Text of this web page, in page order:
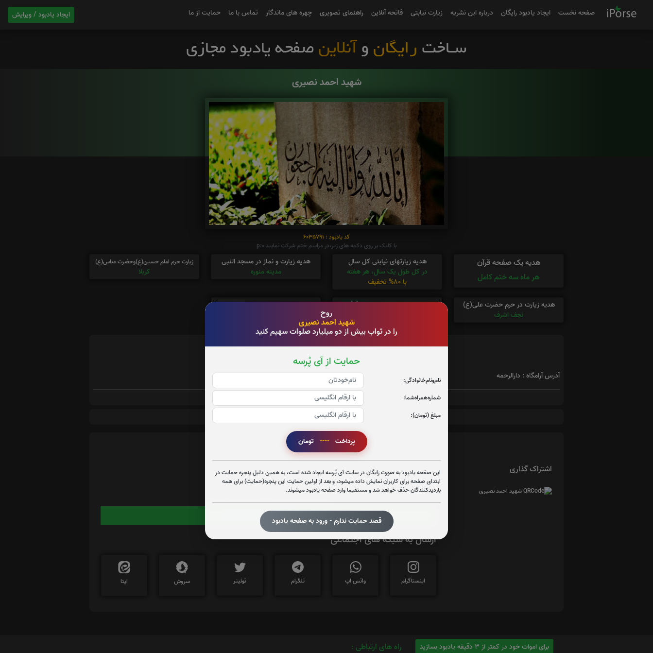
ایجاد یادبود / ویرایش صفحه نخست ایجاد یادبود رایگان درباره این نشریه زیارت نیابتی فاتحه آنلاین راهنمای تصویری چهره های ماندگار تماس با ما حمایت از ما
روح
شهید احمد نصیری
را در ثواب بیش از دو میلیارد صلوات سهیم کنید
حمایت از آی پُرسه
نام‌و‌نام‌خانوادگی:
شماره‌همراه‌شما:
مبلغ (تومان):
پرداخت ---- تومان
این صفحه یادبود به صورت رایگان در سایت آی پُرسه ایجاد شده است، به همین دلیل پنجره حمایت در
ابتدای صفحه برای کاربران نمایش داده میشود، و بعد از اولین حمایت این پنجره(حمایت) برای همه
بازدیدکنندگان حذف خواهد شد و مستقیما وارد صفحه یادبود میشوند.
قصد حمایت ندارم - ورود به صفحه یادبود
شهید احمد نصیری
کد یادبود : 6035791
با کلیک بر روی دکمه های زیر،در مراسم ختم شرکت نمایید p:0
هدیه یک صفحه قرآن
هر ماه سه ختم کامل
هدیه زیارتهای نیابتی کل سال
در کل طول یک سال، هر هفته
با 80% تخفیف
هدیه زیارت و نماز در مسجد النبی
مدینه منوره
زیارت حرم امام حسین(ع)وحضرت عباس(ع)
کربلا
هدیه زیارت در حرم حضرت علی(ع)
نجف اشرف
هدیه زیارت حرم امام رضا(ع)
صلوات شمار
آدرس آرامگاه : دارالرحمه
تعداد بازدید : 277
اشتراک گذاری
https://iPorse.ir/6035791
ارسال به شبکه های اجتماعی
اینستاگرام واتس اپ تلگرام توئیتر سروش ایتا
برای اموات خود در کمتر از 3 دقیقه یادبود بسازید راه های ارتباطی :